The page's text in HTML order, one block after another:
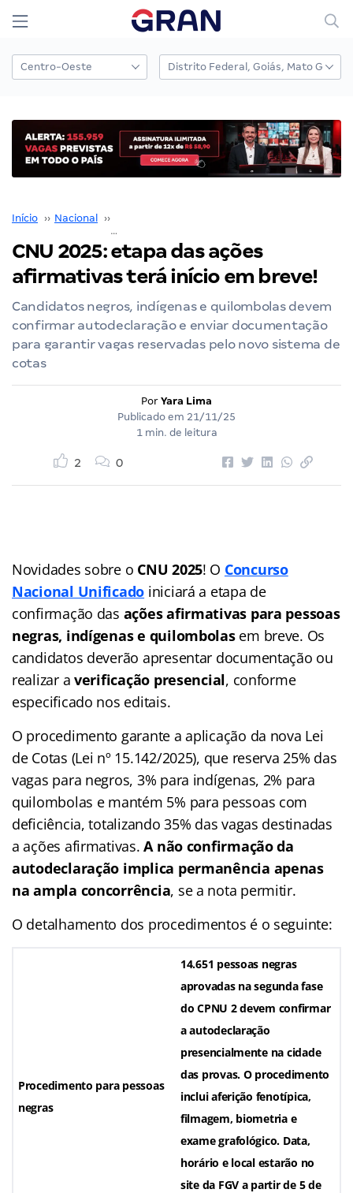
Início ›› Nacional ››
CNU 2025: etapa das ações
afirmativas terá início em breve!
Candidatos negros, indígenas e quilombolas devem
confirmar autodeclaração e enviar documentação
para garantir vagas reservadas pelo novo sistema de
cotas
Por Yara Lima
Publicado em 21/11/25
1 min. de leitura
2 0
Novidades sobre o CNU 2025! O Concurso
Nacional Unificado iniciará a etapa de
confirmação das ações afirmativas para pessoas
negras, indígenas e quilombolasem breve. Os
candidatos deverão apresentar documentação ou
realizar averificação presencial, conforme
especificado nos editais.
O procedimento garante a aplicação da nova Lei
de Cotas (Lei nº 15.142/2025), que reserva 25% das
vagas para negros, 3% para indígenas, 2% para
quilombolas e mantém 5% para pessoas com
deficiência, totalizando 35% das vagas destinadas
a ações afirmativas.A não confirmação da
autodeclaração implica permanência apenas
na ampla concorrência, se a nota permitir.
O detalhamento dos procedimentos é o seguinte:
Procedimento para pessoas
negras
14.651 pessoas negras
aprovadas na segunda fase
do CPNU 2 devem confirmar
a autodeclaração
presencialmente na cidade
das provas. O procedimento
inclui aferição fenotípica,
filmagem, biometria e
exame grafológico. Data,
horário e local estarão no
site da FGV a partir de 5 de